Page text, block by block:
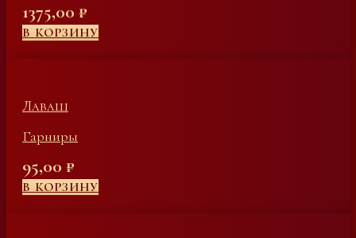
1375,00 ₽
В КОРЗИНУ
Лаваш
Гарниры
95,00 ₽
В КОРЗИНУ